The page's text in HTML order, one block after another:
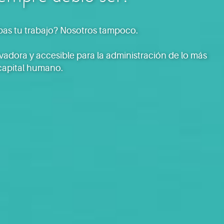
tu trabajo? Nosotros tampoco.
y accesible para la administración de lo más
humano.